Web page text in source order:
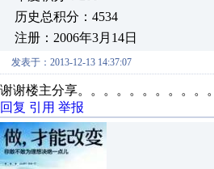
历史总积分：4534
注册：2006年3月14日
发表于：2013-12-13 14:37:07
谢谢楼主分享。。。。。。。。。。。
回复 引用 举报